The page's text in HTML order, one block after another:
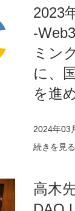
2023
-
ミン
に、
を進
2024年03
続きを見る
高木